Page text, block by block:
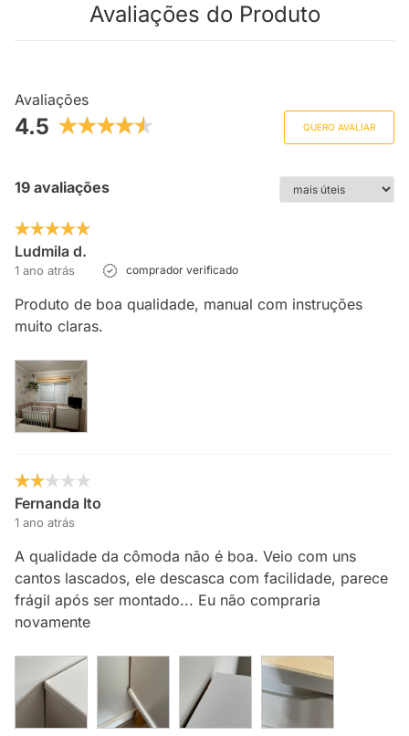
Avaliações do Produto
Avaliações
4.5 QUERO AVALIAR
19 avaliações
Ludmila d.
1 ano atrás comprador verificado
Produto de boa qualidade, manual com instruções
muito claras.
Fernanda Ito
1 ano atrás
A qualidade da cômoda não é boa. Veio com uns
cantos lascados, ele descasca com facilidade, parece
frágil após ser montado... Eu não compraria
novamente